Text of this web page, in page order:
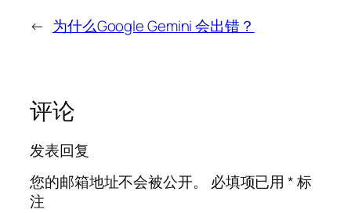
← 为什么Google Gemini 会出错？
评论
发表回复
您的邮箱地址不会被公开。
必填项已用*标
注